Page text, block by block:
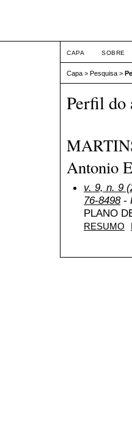
CAPA SOBRE
Capa > Pesquisa >
Perfil do
Antonio
v. 9, n. 9
76-8498-
PLANO
RESUMO